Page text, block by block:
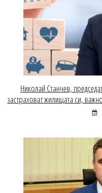
Николай Станчев,
застраховат жилищата си,